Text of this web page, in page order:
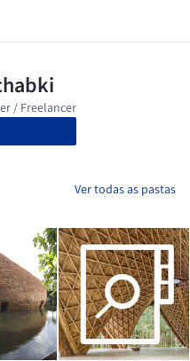
Ver todas as pastas